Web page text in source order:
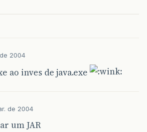
2004
ao inves de java.exe
de 2004
um JAR